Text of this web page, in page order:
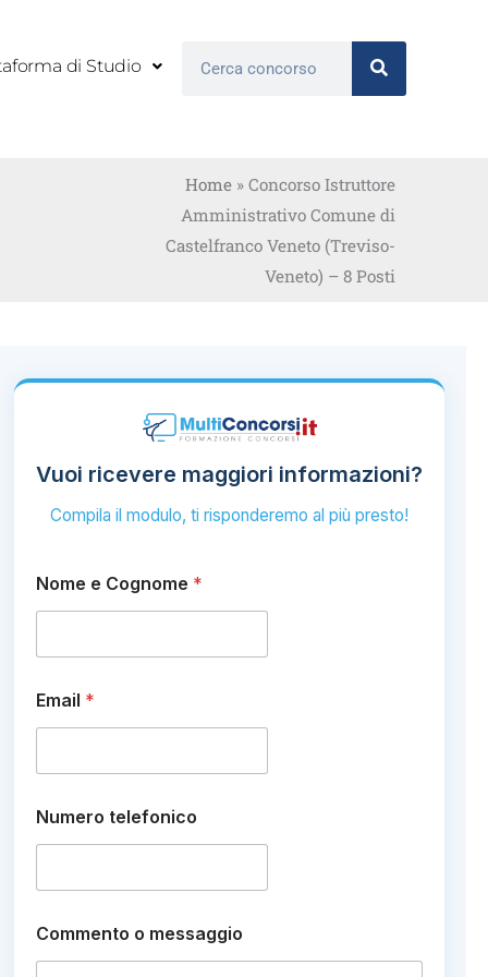
di Studio Cerca
Home» Concorso Istruttore
Amministrativo Comune di
Castelfranco Veneto (Treviso-
Veneto) – 8 Posti
Vuoi ricevere maggiori informazioni?
Compila il modulo, ti risponderemo al più presto!
Nome e Cognome *
Email *
u
m
e
N
u
Numero telefonico
Commento o messaggio